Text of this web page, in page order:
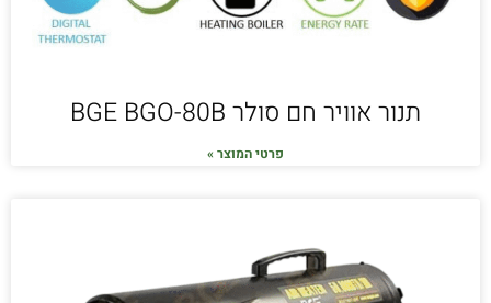
תנור אוויר חם סולר BGE BGO-80B
פרטי המוצר »